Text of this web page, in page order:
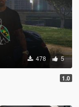
478 5
1.0